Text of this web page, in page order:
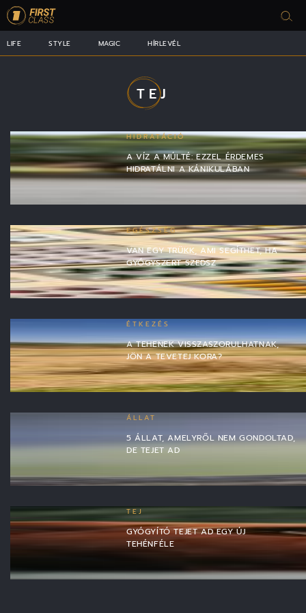
LIFE STYLE MAGIC HÍRLEVÉL
TEJ
HIDRATÁCIÓ
A VÍZ A MÚLTÉ: EZZEL ÉRDEMES
HIDRATÁLNI A KÁNIKULÁBAN
EGÉSZSÉG
VAN EGY TRÜKK, AMI SEGÍTHET, HA
GYÓGYSZERT SZEDSZ
ÉTKEZÉS
A TEHENEK VISSZASZORULHATNAK,
JÖN A TEVETEJ KORA?
ÁLLAT
5 ÁLLAT, AMELYRŐL NEM GONDOLTAD,
DE TEJET AD
TEJ
GYÓGYÍTÓ TEJET AD EGY ÚJ
TEHÉNFÉLE